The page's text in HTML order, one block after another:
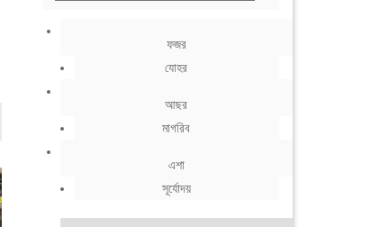
ফজর
যোহর
আছর
মাগরিব
এশা
সূর্যোদয়